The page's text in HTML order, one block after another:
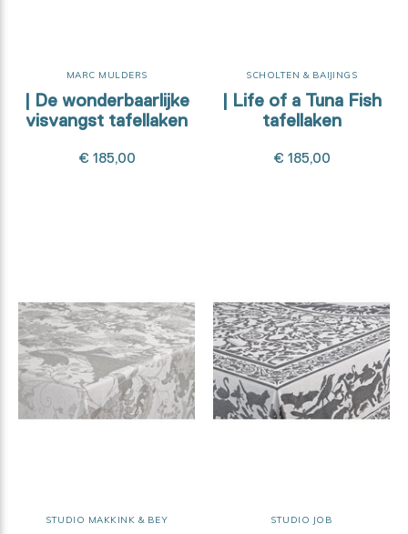
MARC MULDERS
| De wonderbaarlijke
visvangst tafellaken
€ 185,00
SCHOLTEN & BAIJINGS
| Life of a Tuna Fish
tafellaken
€ 185,00
STUDIO MAKKINK & BEY STUDIO JOB